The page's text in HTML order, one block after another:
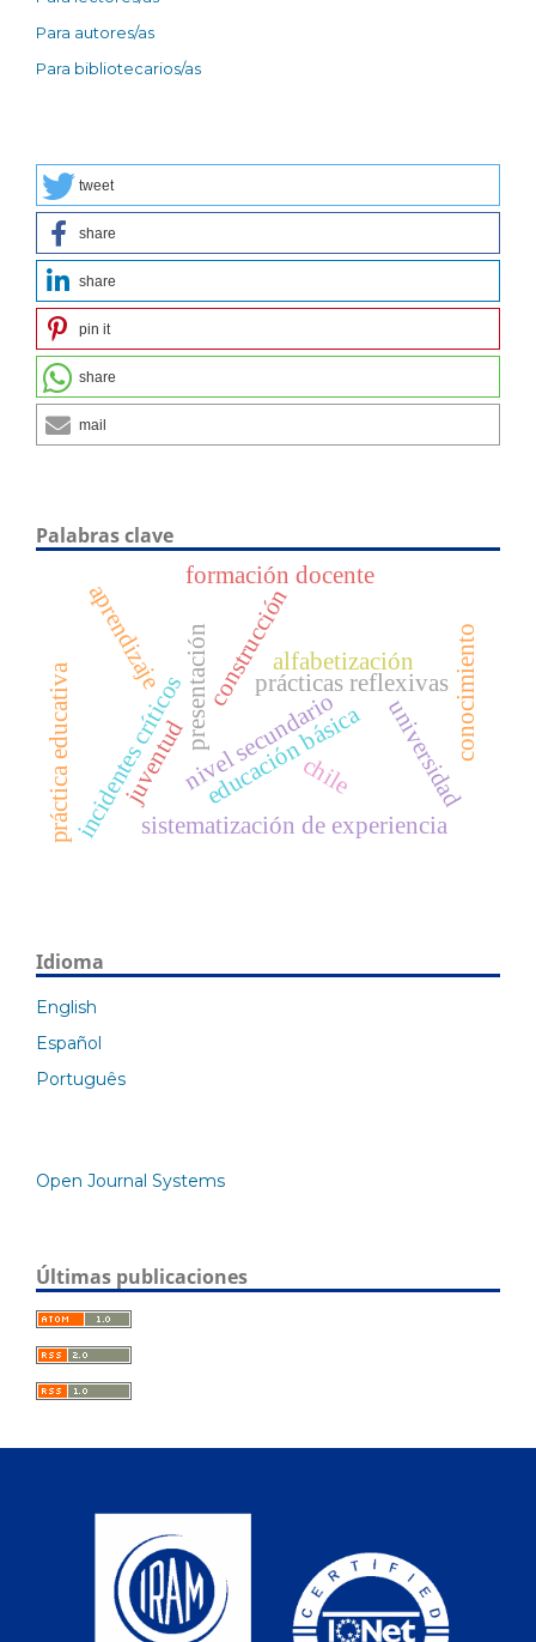
Para autores/as
Para bibliotecarios/as
tweet
share
share
pin it
share
mail
Palabras clave
presentación prácticas reflexivas
incidentes críticosnivel secundario
educación básica
aprendizaje conocimiento
construcción
universidad
sistematización de experiencia
práctica educativa
formación docente
chile
juventud
alfabetización
Idioma
English
Español
Português
Open Journal Systems
Últimas publicaciones